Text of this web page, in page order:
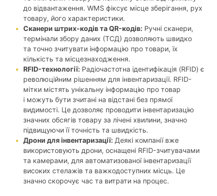
до відвантаження. WMS фіксує місце зберігання, рух
товару, його характеристики.
Сканери штрих-кодів та QR-кодів: Ручні сканери,
термінали збору даних (ТСД) дозволяють швидко
та точно зчитувати інформацію про товари, їх
кількість та місцезнаходження.
RFID-технології: Радіочастотна ідентифікація (RFID) є
революційним рішенням для інвентаризації. RFID-
мітки містять унікальну інформацію про товар
і можуть бути зчитані на відстані без прямої
видимості. Це дозволяє проводити інвентаризацію
значних обсягів товару за лічені хвилини, значно
підвищуючи її точність та швидкість.
Дрони для інвентаризації: Деякі компанії вже
використовують дрони, оснащені RFID-зчитувачами
та камерами, для автоматизованої інвентаризації
високих стелажів та важкодоступних місць. Це
значно скорочує час та витрати на процес.